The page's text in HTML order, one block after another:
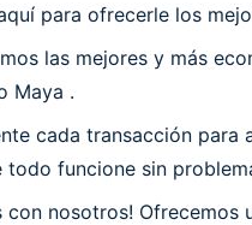
para ofrecerle los
las mejores y más
Maya .
cada transacción
funcione sin
nosotros! Ofrecemos